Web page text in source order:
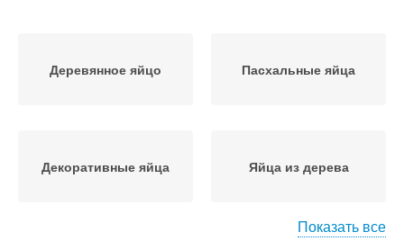
Деревянное яйцо Пасхальные яйца
Декоративные яйца Яйца из дерева
Показать все